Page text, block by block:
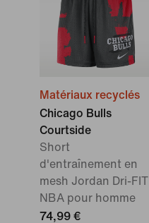
Matériaux recyclés
Chicago Bulls
Courtside
Short
d'entraînement en
mesh Jordan Dri-FIT
NBA pour homme
74,99 €